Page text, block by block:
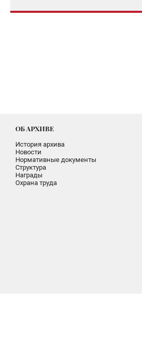
ОБ АРХИВЕ
История архива
Новости
Нормативные документы
Структура
Награды
Охрана труда